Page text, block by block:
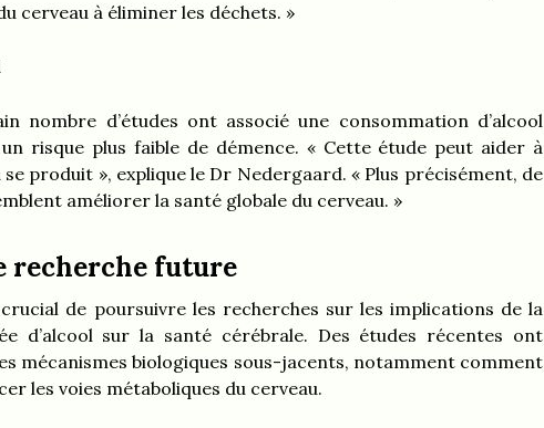
cerveau à éliminer les déchets. »
nombre d’études ont associé une consommation d’alcool
risque plus faible de démence. « Cette étude peut aider à
produit », explique le Dr Nedergaard. « Plus précisément, de
améliorer la santé globale du cerveau. »
recherche future
de poursuivre les recherches sur les implications de la
d’alcool sur la santé cérébrale. Des études récentes ont
mécanismes biologiques sous-jacents, notamment comment
les voies métaboliques du cerveau.